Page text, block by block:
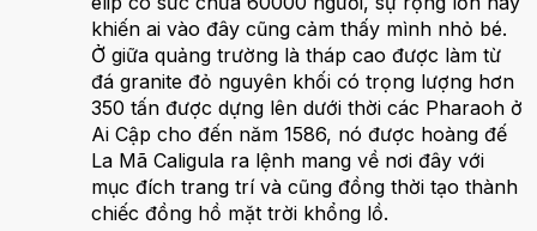
khiến ai vào đây cũng cảm thấy mình nhỏ bé.
Ở giữa quảng trường là tháp cao được làm từ
đá granite đỏ nguyên khối có trọng lượng hơn
350 tấn được dựng lên dưới thời các Pharaoh ở
Ai Cập cho đến năm 1586, nó được hoàng đế
La Mã Caligula ra lệnh mang về nơi đây với
mục đích trang trí và cũng đồng thời tạo thành
chiếc đồng hồ mặt trời khổng lồ.